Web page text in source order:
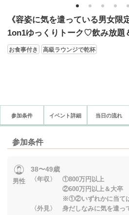
1 2 3 4 5
《容姿に気を遣っている男女限
1on1ゆっくりトーク♡飲み放題
お食事付き 高級ラウンジで乾杯
参加条件 イベント詳細 当日の流れ
参加条件
男性
38〜49歳
〈年収〉 ①800万円以上
②600万円以上＆大卒
※①②いずれかに当ては
〈外見〉 身だしなみに気を遣っ